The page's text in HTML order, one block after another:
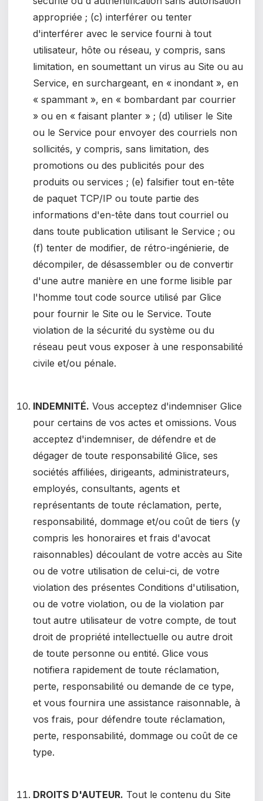
appropriée ; (c) interférer ou tenter
d'interférer avec le service fourni à tout
utilisateur, hôte ou réseau, y compris, sans
limitation, en soumettant un virus au Site ou au
Service, en surchargeant, en « inondant », en
« spammant », en « bombardant par courrier
» ou en « faisant planter » ; (d) utiliser le Site
ou le Service pour envoyer des courriels non
sollicités, y compris, sans limitation, des
promotions ou des publicités pour des
produits ou services ; (e) falsifier tout en-tête
de paquet TCP/IP ou toute partie des
informations d'en-tête dans tout courriel ou
dans toute publication utilisant le Service ; ou
(f) tenter de modifier, de rétro-ingénierie, de
décompiler, de désassembler ou de convertir
d'une autre manière en une forme lisible par
l'homme tout code source utilisé par Glice
pour fournir le Site ou le Service. Toute
violation de la sécurité du système ou du
réseau peut vous exposer à une responsabilité
civile et/ou pénale.
INDEMNITÉ. Vous acceptez d'indemniser Glice
pour certains de vos actes et omissions. Vous
acceptez d'indemniser, de défendre et de
dégager de toute responsabilité Glice, ses
sociétés affiliées, dirigeants, administrateurs,
employés, consultants, agents et
représentants de toute réclamation, perte,
responsabilité, dommage et/ou coût de tiers (y
compris les honoraires et frais d'avocat
raisonnables) découlant de votre accès au Site
ou de votre utilisation de celui-ci, de votre
violation des présentes Conditions d'utilisation,
ou de votre violation, ou de la violation par
tout autre utilisateur de votre compte, de tout
droit de propriété intellectuelle ou autre droit
de toute personne ou entité. Glice vous
notifiera rapidement de toute réclamation,
perte, responsabilité ou demande de ce type,
et vous fournira une assistance raisonnable, à
vos frais, pour défendre toute réclamation,
perte, responsabilité, dommage ou coût de ce
type.
DROITS D'AUTEUR. Tout le contenu du Site